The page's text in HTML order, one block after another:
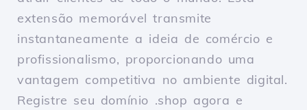
extensão memorável transmite
instantaneamente a ideia de comércio e
profissionalismo, proporcionando uma
vantagem competitiva no ambiente digital.
Registre seu domínio .shop agora e